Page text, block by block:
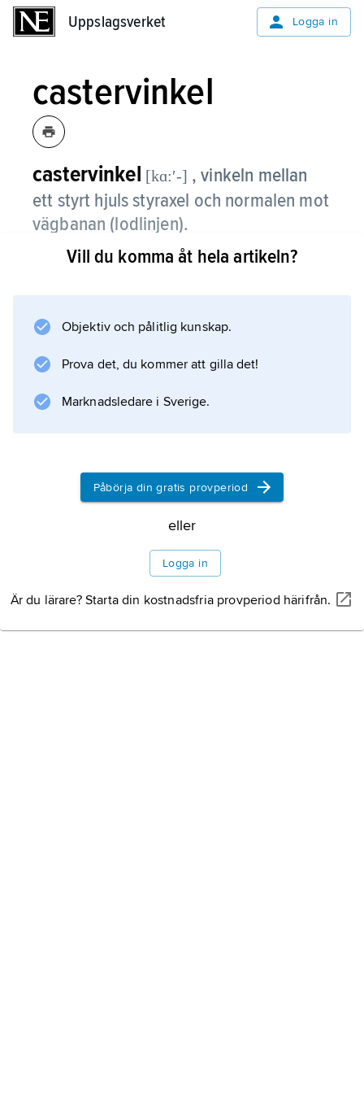
Uppslagsverket Logga in
castervinkel
castervinkel [kɑ:ʹ-] , vinkeln mellan
ett styrt hjuls styraxel och normalen mot
vägbanan (lodlinjen).
Vinkeln mäts i vertikalplanet längs
Vill du komma åt hela artikeln?
Objektiv och pålitlig kunskap.
Prova det, du kommer att gilla det!
Marknadsledare i Sverige.
Påbörja din gratis provperiod
eller
Logga in
Är du lärare? Starta din kostnadsfria provperiod härifrån.